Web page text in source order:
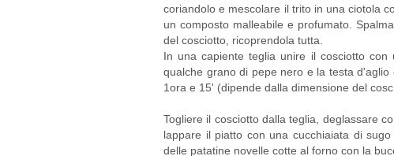
coriandolo e mescolare il trito in una ciotola
un composto malleabile e profumato.
del cosciotto, ricoprendola tutta.
In una capiente teglia unire il cosciotto
qualche grano di pepe nero e la testa
1ora e 15' (dipende dalla dimensione del
Togliere il cosciotto dalla teglia, deglassare
lappare il piatto con una cucchiaiata di
delle patatine novelle cotte al forno con la